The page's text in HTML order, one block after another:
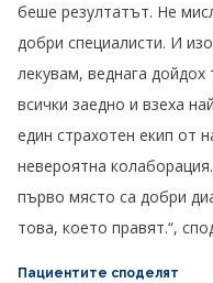
беше резултатът. Не
добри специалисти. И
лекувам, веднага
всички заедно и взеха
един страхотен екип от
невероятна
първо място са добри
това, което правят.“,
Пациентите споделят